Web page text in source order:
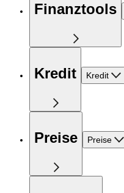
Finanztools
Kredit Kredit
Preise Preise